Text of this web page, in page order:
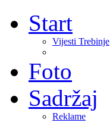
Start
Vijesti Trebinje
Foto
Sadržaj
Reklame